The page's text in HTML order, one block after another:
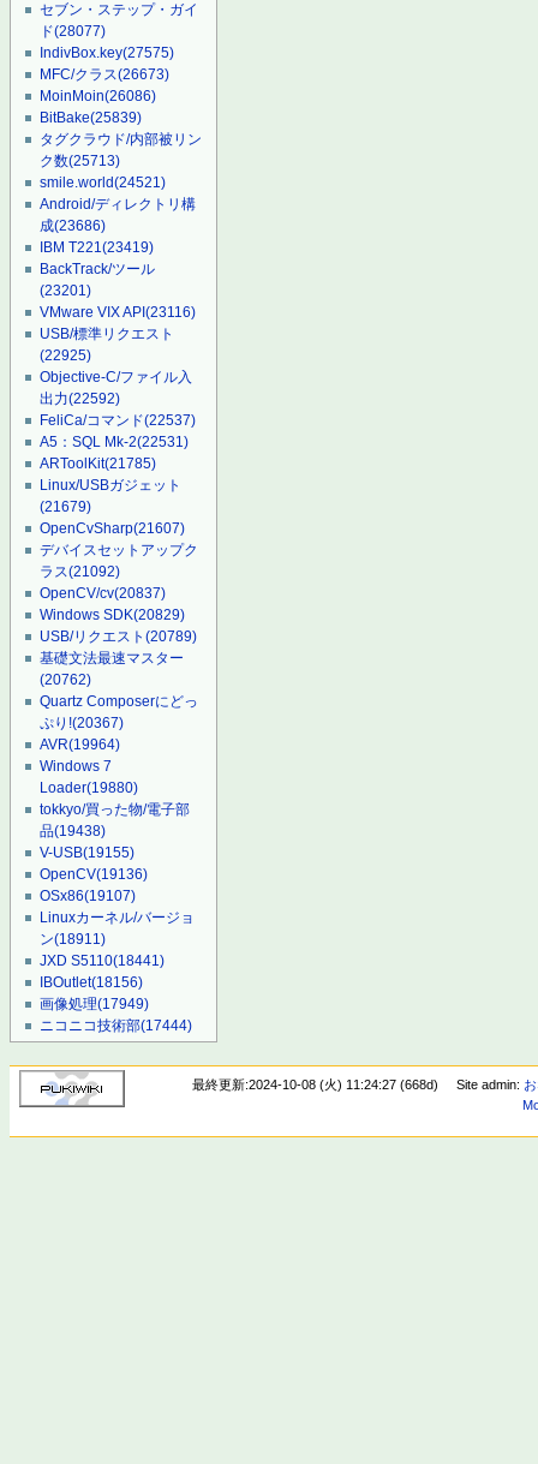
セブン・ステップ・ガイ
ド(28077)
IndivBox.key(27575)
MFC/クラス(26673)
MoinMoin(26086)
BitBake(25839)
タグクラウド/内部被リン
ク数(25713)
smile.world(24521)
Android/ディレクトリ構
成(23686)
IBM T221(23419)
BackTrack/ツール
(23201)
VMware VIX API(23116)
USB/標準リクエスト
(22925)
Objective-C/ファイル入
出力(22592)
FeliCa/コマンド(22537)
A5：SQL Mk-2(22531)
ARToolKit(21785)
Linux/USBガジェット
(21679)
OpenCvSharp(21607)
デバイスセットアップク
ラス(21092)
OpenCV/cv(20837)
Windows SDK(20829)
USB/リクエスト(20789)
基礎文法最速マスター
(20762)
Quartz Composerにどっ
ぷり!(20367)
AVR(19964)
Windows 7
Loader(19880)
tokkyo/買った物/電子部
品(19438)
V-USB(19155)
OpenCV(19136)
OSx86(19107)
Linuxカーネル/バージョ
ン(18911)
JXD S5110(18441)
IBOutlet(18156)
画像処理(17949)
ニコニコ技術部(17444)
最終更新:2024-10-08 (火) 11:24:27 (668d) Site admin: